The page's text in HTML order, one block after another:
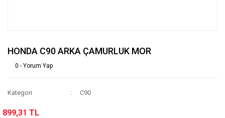
HONDA C90 ARKA ÇAMURLUK MOR
0 - Yorum Yap
Kategori C90
899,31 TL